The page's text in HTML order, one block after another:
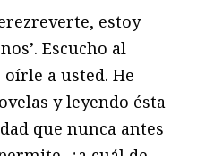
estoy
Escucho al
a usted. He
y leyendo ésta
que nunca antes